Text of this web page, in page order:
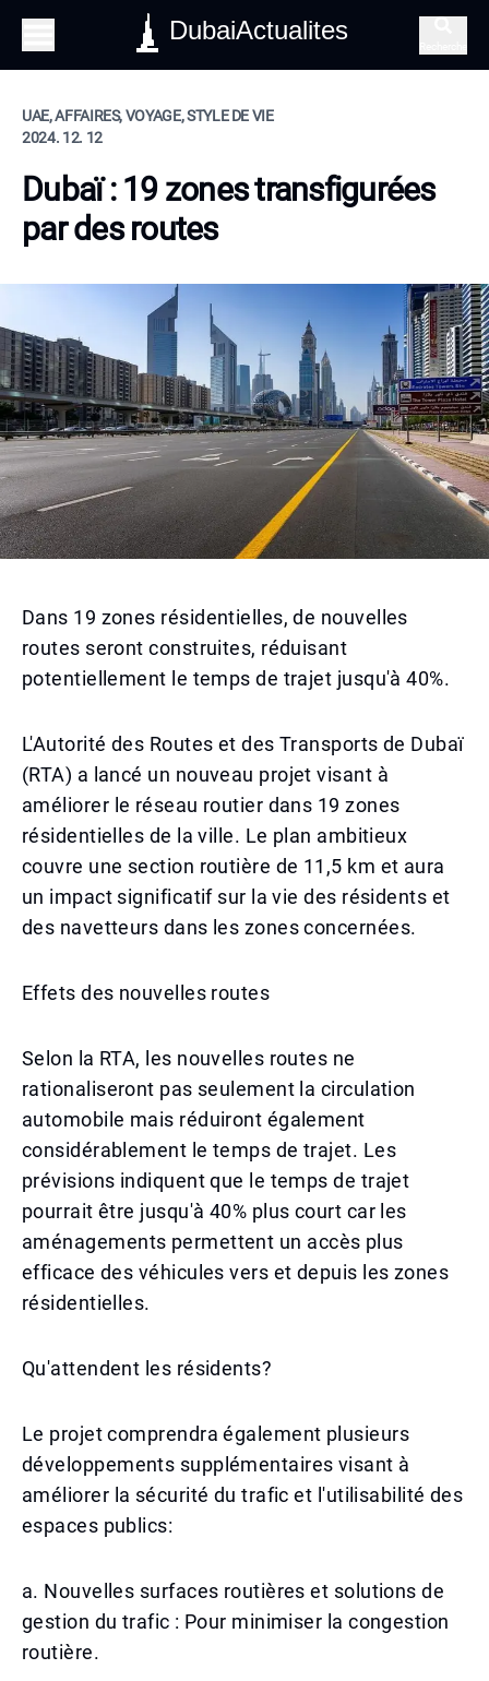
DubaiActualites
UAE, AFFAIRES, VOYAGE, STYLE DE VIE
2024. 12. 12
Dubaï : 19 zones transfigurées
par des routes
Dans 19 zones résidentielles, de nouvelles
routes seront construites, réduisant
potentiellement le temps de trajet jusqu'à 40%.
L'Autorité des Routes et des Transports de Dubaï
(RTA) a lancé un nouveau projet visant à
améliorer le réseau routier dans 19 zones
résidentielles de la ville. Le plan ambitieux
couvre une section routière de 11,5 km et aura
un impact significatif sur la vie des résidents et
des navetteurs dans les zones concernées.
Effets des nouvelles routes
Selon la RTA, les nouvelles routes ne
rationaliseront pas seulement la circulation
automobile mais réduiront également
considérablement le temps de trajet. Les
prévisions indiquent que le temps de trajet
pourrait être jusqu'à 40% plus court car les
aménagements permettent un accès plus
efficace des véhicules vers et depuis les zones
résidentielles.
Qu'attendent les résidents?
Le projet comprendra également plusieurs
développements supplémentaires visant à
améliorer la sécurité du trafic et l'utilisabilité des
espaces publics:
a. Nouvelles surfaces routières et solutions de
gestion du trafic : Pour minimiser la congestion
routière.